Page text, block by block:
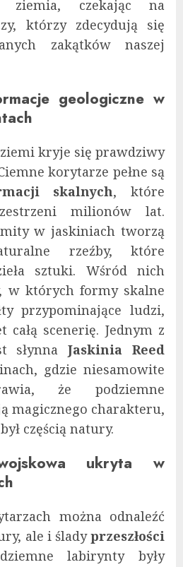
czekając na
którzy zdecydują się
zakątków naszej
geologiczne w
kryje się prawdziwy
korytarze pełne są
skalnych, które
milionów lat.
w jaskiniach tworzą
rzeźby, które
sztuki. Wśród nich
w których formy skalne
przypominające ludzi,
całą scenerię. Jednym z
słynnaJaskinia Reed
gdzie niesamowite
że podziemne
magicznego charakteru,
częścią natury.
ukryta w
można odnaleźć
ale i śladyprzeszłości
labirynty były